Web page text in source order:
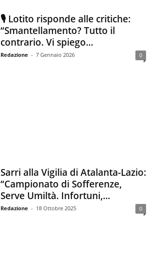
🎙️ Lotito risponde alle critiche:
“Smantellamento? Tutto il
contrario. Vi spiego...
Redazione - 7 Gennaio 2026 0
Sarri alla Vigilia di Atalanta-Lazio:
“Campionato di Sofferenze,
Serve Umiltà. Infortuni,...
Redazione - 18 Ottobre 2025 0